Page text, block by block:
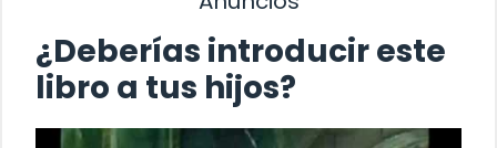
¿Deberías introducir este
libro a tus hijos?